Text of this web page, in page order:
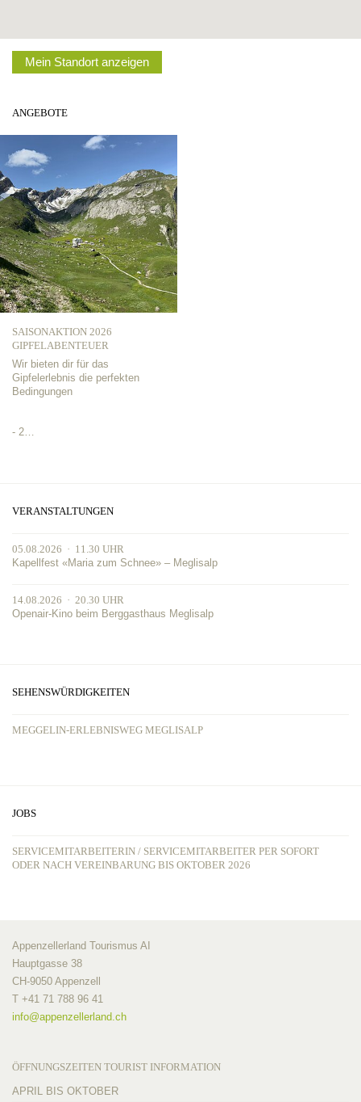
Mein Standort anzeigen
ANGEBOTE
SAISONAKTION 2026
GIPFELABENTEUER
Wir bieten dir für das
Gipfelerlebnis die perfekten
Bedingungen
- 2…
VERANSTALTUNGEN
05.08.2026 · 11.30 UHR
Kapellfest «Maria zum Schnee» – Meglisalp
14.08.2026 · 20.30 UHR
Openair-Kino beim Berggasthaus Meglisalp
SEHENSWÜRDIGKEITEN
MEGGELIN-ERLEBNISWEG MEGLISALP
JOBS
SERVICEMITARBEITERIN / SERVICEMITARBEITER PER SOFORT
ODER NACH VEREINBARUNG BIS OKTOBER 2026
Appenzellerland Tourismus AI
Hauptgasse 38
CH-9050 Appenzell
T +41 71 788 96 41
info@appenzellerland.ch
ÖFFNUNGSZEITEN TOURIST INFORMATION
APRIL BIS OKTOBER